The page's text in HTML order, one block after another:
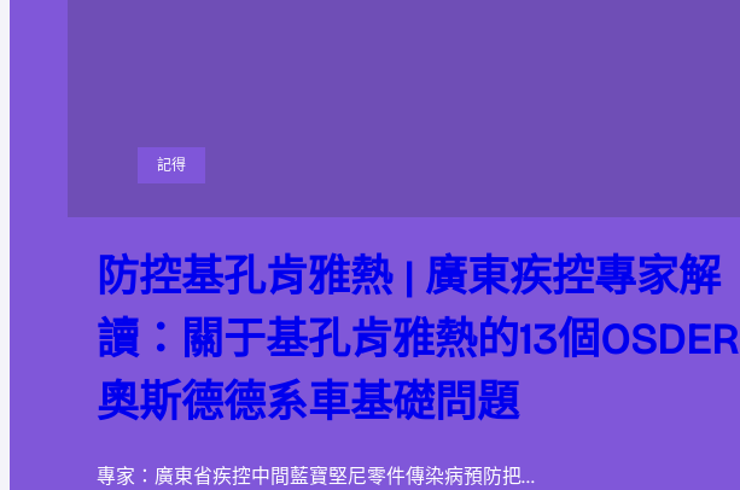
記得
防控基孔肯雅熱 | 廣東疾控專家解
讀：關于基孔肯雅熱的13個OSDER
奧斯德德系車基礎問題
專家：廣東省疾控中間藍寶堅尼零件傳染病預防把…